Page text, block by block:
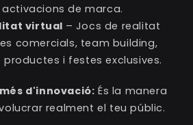
de marca.
virtual – Jocs de realitat
comercials, team building,
i festes exclusives.
d'innovació: És la manera
realment el teu públic.